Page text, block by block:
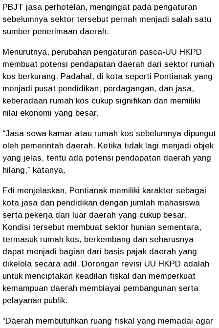
PBJT jasa perhotelan, mengingat pada pengaturan
sebelumnya sektor tersebut pernah menjadi salah satu
sumber penerimaan daerah.
Menurutnya, perubahan pengaturan pasca-UU HKPD
membuat potensi pendapatan daerah dari sektor rumah
kos berkurang. Padahal, di kota seperti Pontianak yang
menjadi pusat pendidikan, perdagangan, dan jasa,
keberadaan rumah kos cukup signifikan dan memiliki
nilai ekonomi yang besar.
“Jasa sewa kamar atau rumah kos sebelumnya dipungut
oleh pemerintah daerah. Ketika tidak lagi menjadi objek
yang jelas, tentu ada potensi pendapatan daerah yang
hilang,” katanya.
Edi menjelaskan, Pontianak memiliki karakter sebagai
kota jasa dan pendidikan dengan jumlah mahasiswa
serta pekerja dari luar daerah yang cukup besar.
Kondisi tersebut membuat sektor hunian sementara,
termasuk rumah kos, berkembang dan seharusnya
dapat menjadi bagian dari basis pajak daerah yang
dikelola secara adil. Dorongan revisi UU HKPD adalah
untuk menciptakan keadilan fiskal dan memperkuat
kemampuan daerah membiayai pembangunan serta
pelayanan publik.
“Daerah membutuhkan ruang fiskal yang memadai agar